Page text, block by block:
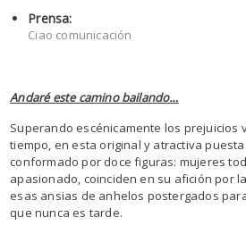
Prensa:
Ciao comunicación
Andaré este camino bailando…
Superando escénicamente los prejuicios
tiempo, en esta original y atractiva
conformado por doce figuras: mujeres
apasionado, coinciden en su afición por
esas ansias de anhelos postergados
que nunca es tarde.